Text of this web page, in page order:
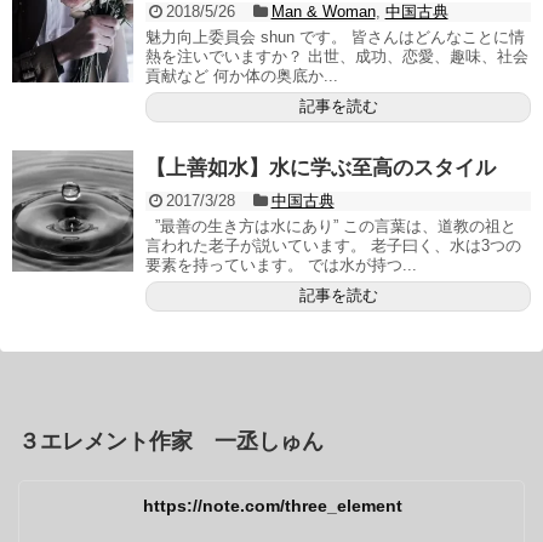
2018/5/26 Man & Woman, 中国古典
魅力向上委員会 shun です。 皆さんはどんなことに情
熱を注いでいますか？ 出世、成功、恋愛、趣味、社会
貢献など 何か体の奥底か...
記事を読む
【上善如水】水に学ぶ至高のスタイル
2017/3/28
中国古典
”最善の生き方は水にあり” この言葉は、道教の祖と
言われた老子が説いています。 老子曰く、水は3つの
要素を持っています。 では水が持つ...
記事を読む
３エレメント作家 一丞しゅん
https://note.com/three_element